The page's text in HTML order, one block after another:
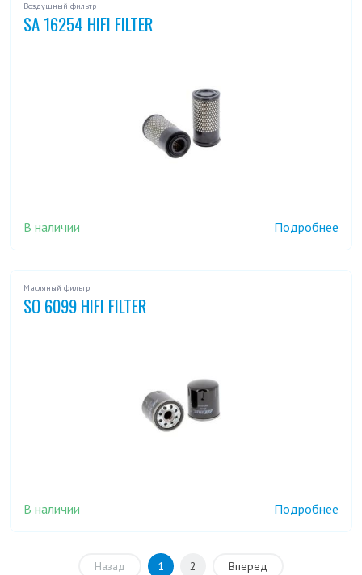
Воздушный фильтр
SA 16254 HIFI FILTER
В наличии Подробнее
Масляный фильтр
SO 6099 HIFI FILTER
В наличии Подробнее
Назад 1 2 Вперед